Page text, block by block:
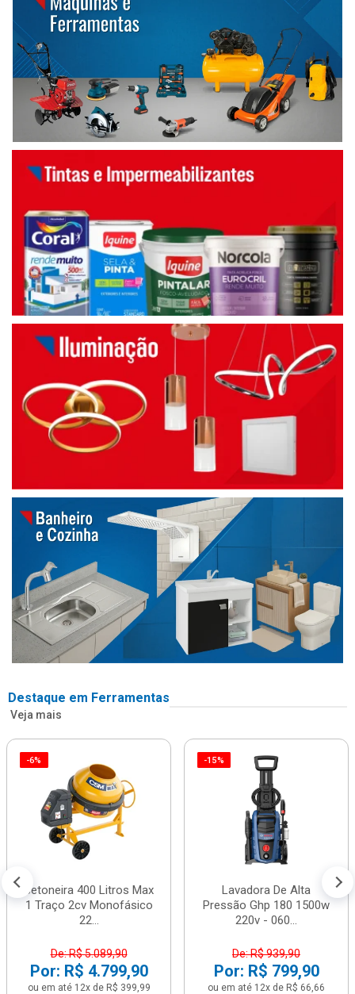
Destaque em Ferramentas
Veja mais
-6%
Betoneira 400 Litros Max
1 Traço 2cv Monofásico
22...
De: R$ 5.089,90
Por: R$ 4.799,90
ou em até 12x de R$ 399,99
-15%
Lavadora De Alta
Pressão Ghp 180 1500w
220v - 060...
De: R$ 939,90
Por: R$ 799,90
ou em até 12x de R$ 66,66